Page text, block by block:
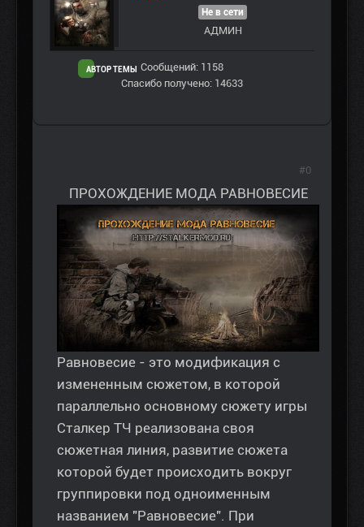
АВТОР ТЕМЫ
Не в сети
АДМИН
Сообщений: 1158
Спасибо получено: 14633
ПРОХОЖДЕНИЕ МОДА РАВНОВЕСИЕ
Равновесие - это модификация с
измененным сюжетом, в которой
параллельно основному сюжету игры
Сталкер ТЧ реализована своя
сюжетная линия, развитие сюжета
которой будет происходить вокруг
группировки под одноименным
названием "Равновесие". При
#0